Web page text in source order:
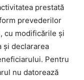
prestată
prevederilor
cu modificările şi
şi declararea
Pentru
nu datorează